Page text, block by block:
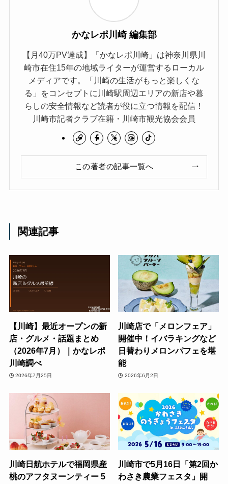
かなレポ川崎 編集部
【月40万PV達成】「かなレポ川崎」は神奈川県川
崎市在住15年の地域ライターが運営するローカル
メディアです。「川崎の生活がもっと楽しくな
る」をコンセプトに川崎駅周辺エリアの新店や暮
らしの安全情報など読者が役に立つ情報を配信！
川崎市記者クラブ在籍・川崎市観光協会会員
この著者の記事一覧へ
関連記事
【川崎】最近オープンの新
店・グルメ・話題まとめ
（2026年7月）｜かなレポ
川崎調べ
2026年7月25日
川崎店で「メロンフェア」
開催中！イバラキングなど
日替わりメロンパフェを堪
能
2026年6月2日
川崎日航ホテルで福岡県産
桃のアフタヌーンティー 5
川崎市で5月16日「第2回か
わさき農業フェスタ」開